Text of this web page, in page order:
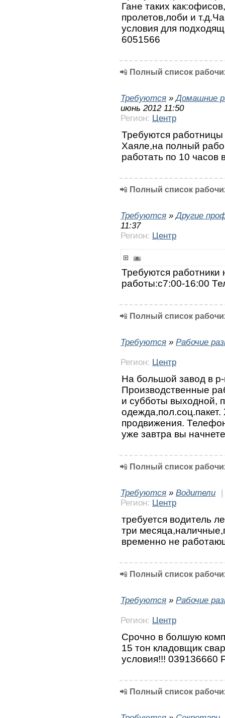
Гане таких
пролетов,лоби и
условия для
6051566
📲 Полный список
Требуются »Домашние
июнь 2012 11:50
Регион: Центр
Требуются
Хаяле,на полный
работать по 10 часов
📲 Полный список
Требуются »Другие
11:37
Регион: Центр
Требуются
работы:с7:00-16:00
📲 Полный список
Требуются » Рабочие
Регион: Центр
На большой завод в
Производственные
и субботы выходной,
продвижения.
уже завтра вы
📲 Полный список
Требуются » Водители
|
Регион: Центр
требуется водитель
три
временно не
📲 Полный список
Требуются » Рабочие
Регион: Центр
Срочно в болшую
15 тон кладовщик
условия!!! 039136660
📲 Полный список